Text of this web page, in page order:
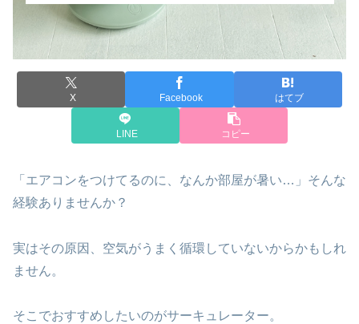
X Facebook はてブ
LINE コピー
「エアコンをつけてるのに、なんか部屋が暑い…」そんな
経験ありませんか？
実はその原因、空気がうまく循環していないからかもしれ
ません。
そこでおすすめしたいのがサーキュレーター。